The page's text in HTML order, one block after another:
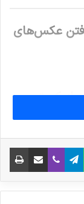
عکس‌های
تیم
واتس آپ تلگراموایبر اشتراک گذاری از طریق ایمیل